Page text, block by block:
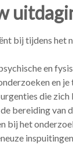
bij tijdens het
en
en
die zich
bereiding van
bij het